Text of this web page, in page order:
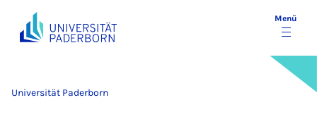
Menü
Universität Paderborn